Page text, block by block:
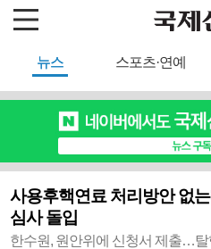
뉴스 스포츠·연예
사용후핵연료 처리방안 없
심사 돌입
한수원, 원안위에 신청서 제출…탈